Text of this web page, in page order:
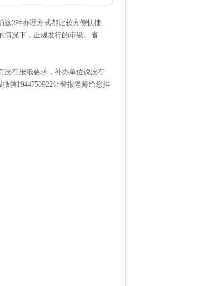
2种办理方式都比较方便快捷、
情况下，正规发行的市级、省
没有报纸要求，补办单位说没有
信1944750922让登报老师给您推